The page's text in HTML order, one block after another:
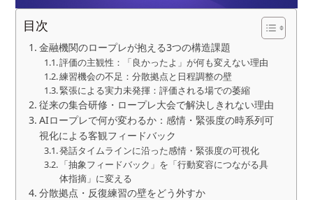
目次
金融機関のロープレが抱える3つの構造課題
評価の主観性：「良かったよ」が何も変えない理由
練習機会の不足：分散拠点と日程調整の壁
緊張による実力未発揮：評価される場での萎縮
従来の集合研修・ロープレ大会で解決しきれない理由
AIロープレで何が変わるか：感情・緊張度の時系列可
視化による客観フィードバック
発話タイムラインに沿った感情・緊張度の可視化
「抽象フィードバック」を「行動変容につながる具
体指摘」に変える
分散拠点・反復練習の壁をどう外すか